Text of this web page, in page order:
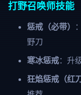
打野召唤师技能
惩戒（必带）
野刀
寒冰惩戒：升
狂焰惩戒（红